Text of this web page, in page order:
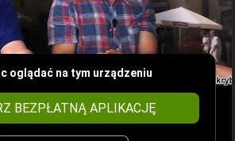
oglądać na tym urządzeniu
BEZPŁATNĄ APLIKACJĘ